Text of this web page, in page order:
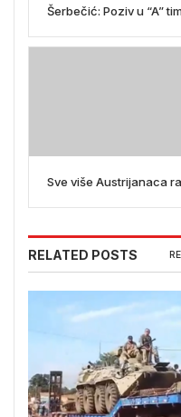
Šerbečić: Poziv u “A”
Sve više Austrijanaca
RELATED POSTS